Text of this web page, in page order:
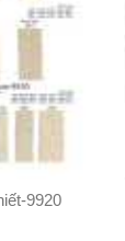
9920